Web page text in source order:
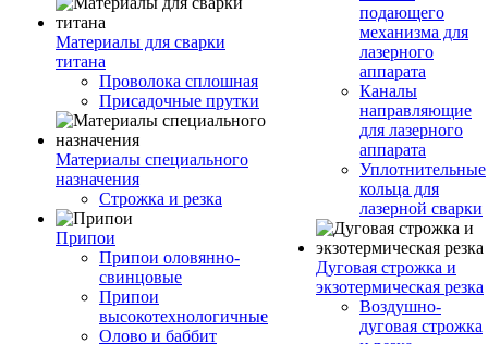
Материалы для сварки
титана
Проволока сплошная
Присадочные прутки
Материалы специального
назначения
Строжка и резка
Припои
Припои оловянно-
свинцовые
Припои
высокотехнологичные
Олово и баббит
подающего
механизма для
лазерного
аппарата
Каналы
направляющие
для лазерного
аппарата
Уплотнительные
кольца для
лазерной сварки
Дуговая строжка и
экзотермическая резка
Воздушно-
дуговая строжка